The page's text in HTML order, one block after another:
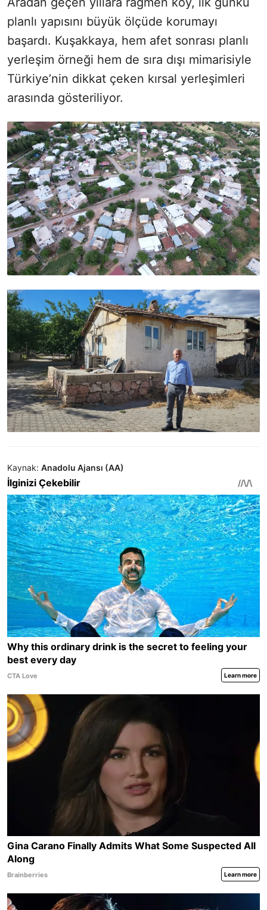
planlı yapısını büyük ölçüde korumayı
başardı. Kuşakkaya, hem afet sonrası planlı
yerleşim örneği hem de sıra dışı mimarisiyle
Türkiye’nin dikkat çeken kırsal yerleşimleri
arasında gösteriliyor.
Kaynak: Anadolu Ajansı (AA)